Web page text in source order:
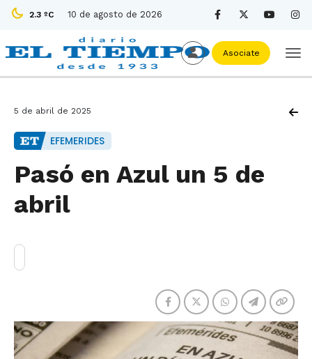
2.3 ºC 10 de agosto de 2026
Asociate
5 de abril de 2025
EFEMERIDES
Pasó en Azul un 5 de
abril